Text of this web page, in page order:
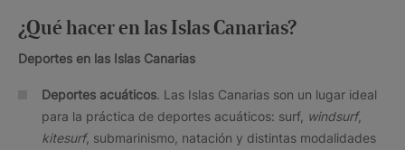
¿Qué hacer en las Islas Canarias?
Deportes en las Islas Canarias
Deportes acuáticos. Las Islas Canarias son un lugar ideal
para la práctica de deportes acuáticos: surf, windsurf,
kitesurf, submarinismo, natación y distintas modalidades